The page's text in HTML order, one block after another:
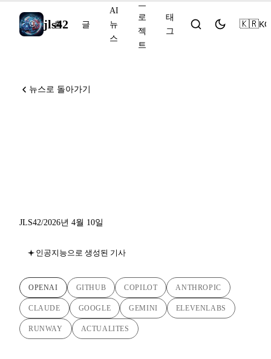
jls42
홈 글
AI
뉴
스
프
로
젝
트
태
그
🇰🇷KO
뉴스로 돌아가기
JLS42/2026년 4월 10일
인공지능으로 생성된 기사
OPENAI GITHUB COPILOT ANTHROPIC
CLAUDE GOOGLE GEMINI ELEVENLABS
RUNWAY ACTUALITES